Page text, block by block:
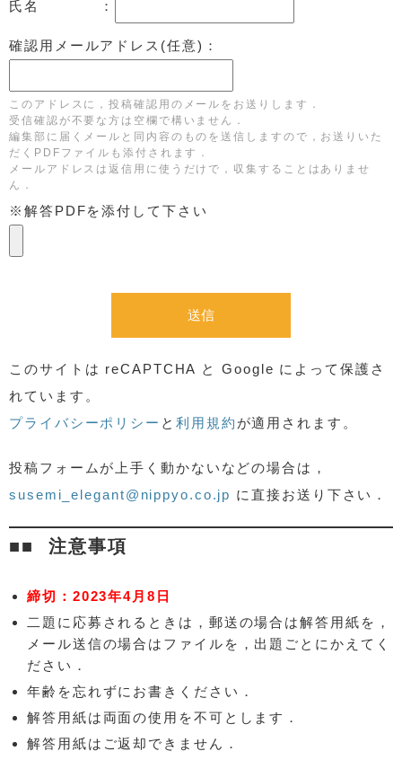
氏名 ：
確認用メールアドレス(任意)：
このアドレスに，投稿確認用のメールをお送りします．
受信確認が不要な方は空欄で構いません．
編集部に届くメールと同内容のものを送信しますので，お送りいた
だくPDFファイルも添付されます．
メールアドレスは返信用に使うだけで，収集することはありませ
ん．
※解答PDFを添付して下さい
このサイトは reCAPTCHA と Google によって保護さ
れています。
プライバシーポリシー と 利用規約 が適用されます。
投稿フォームが上手く動かないなどの場合は，
susemi_elegant@nippyo.co.jp に直接お送り下さい．
注意事項
締切：2023年4月8日
二題に応募されるときは，郵送の場合は解答用紙を，
メール送信の場合はファイルを，出題ごとにかえてく
ださい．
年齢を忘れずにお書きください．
解答用紙は両面の使用を不可とします．
解答用紙はご返却できません．